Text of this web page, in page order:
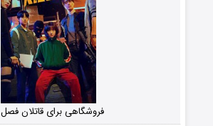
فروشگاهی برای قاتلان فصل ۲